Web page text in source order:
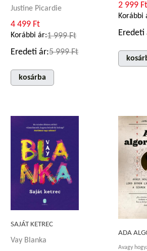
Justine Picardie
4 499 Ft
Korábbi ár:1 999 Ft
Eredeti ár:5 999 Ft
kosárba
2 999 Ft
Korábbi
Eredeti
SAJÁT KETREC
Vay Blanka
ADA
Avagy